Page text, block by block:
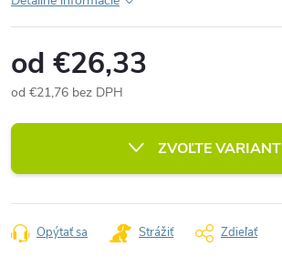
od €26,33
od €21,76 bez DPH
cena:
ZVOĽTE VARIANT
Opýtať sa Strážiť Zdieľať